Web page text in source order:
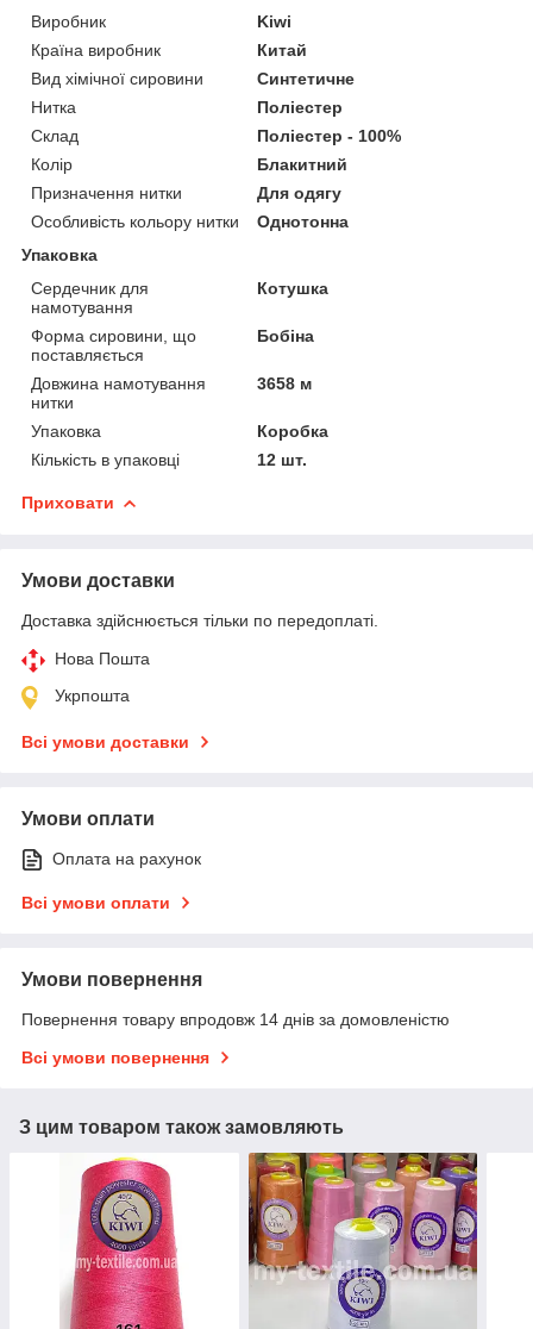
Виробник
Kiwi
Країна виробник
Китай
Вид хімічної сировини
Синтетичне
Нитка
Поліестер
Склад
Поліестер - 100%
Колір
Блакитний
Призначення нитки
Для одягу
Особливість кольору нитки
Однотонна
Упаковка
Сердечник для
намотування
Котушка
Форма сировини, що
поставляється
Бобіна
Довжина намотування
нитки
3658 м
Упаковка
Коробка
Кількість в упаковці
12 шт.
Приховати
Умови доставки
Доставка здійснюється тільки по передоплаті.
Нова Пошта
Укрпошта
Всі умови доставки
Умови оплати
Оплата на рахунок
Всі умови оплати
Умови повернення
Повернення товару впродовж 14 днів за домовленістю
Всі умови повернення
З цим товаром також замовляють